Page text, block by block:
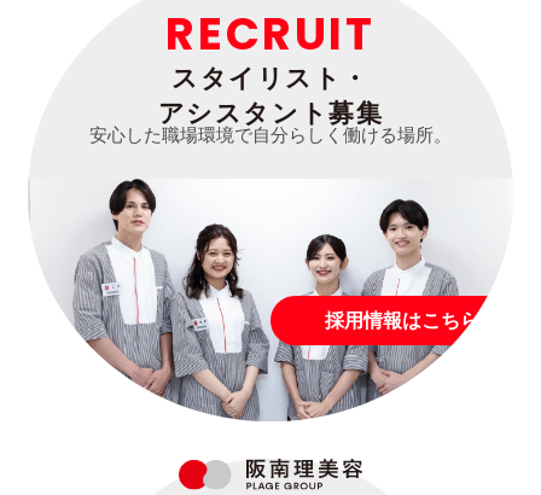
RECRUIT
スタイリスト・
アシスタント募集
安心した職場環境で自分らしく働ける場所。
採用情報はこちら